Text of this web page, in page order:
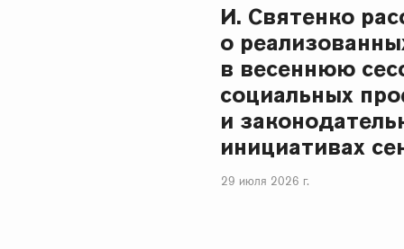
И. Святенко
о
в весеннюю
социальных
и
инициативах
29 июля 2026 г.